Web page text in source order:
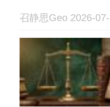
召静思Geo 2026-